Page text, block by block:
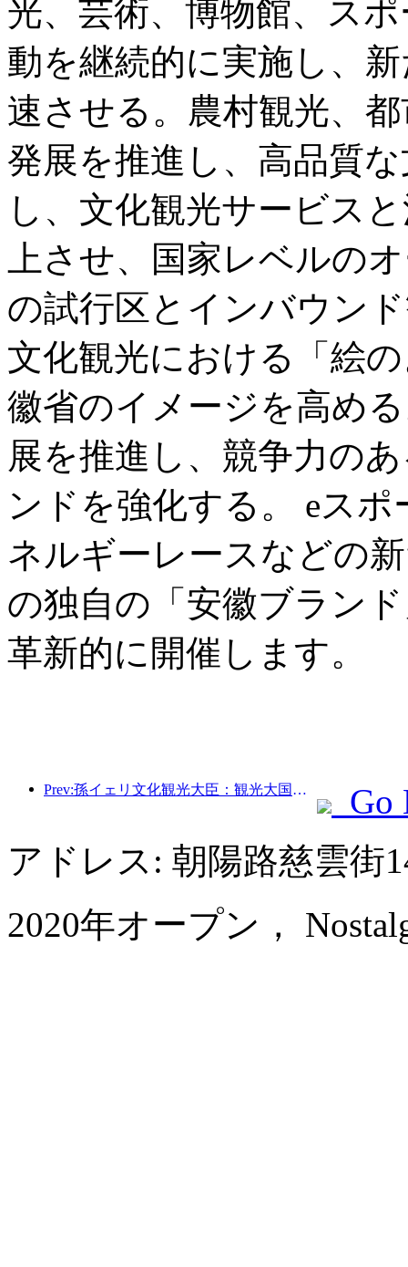
光、芸術、博物館、ス
動を継続的に実施し、
速させる。農村観光、
発展を推進し、高品質
し、文化観光サービス
上させ、国家レベルの
の試行区とインバウン
文化観光における「絵
徽省のイメージを高め
展を推進し、競争力の
ンドを強化する。 eス
ネルギーレースなどの
の独自の「安徽ブラン
革新的に開催します。
Prev:孫イェリ文化観光大臣：観光大国の建設を推進し、質の高い観光商品の供給を充実させる。
Go
アドレス: 朝陽路慈雲街
2020年オープン，